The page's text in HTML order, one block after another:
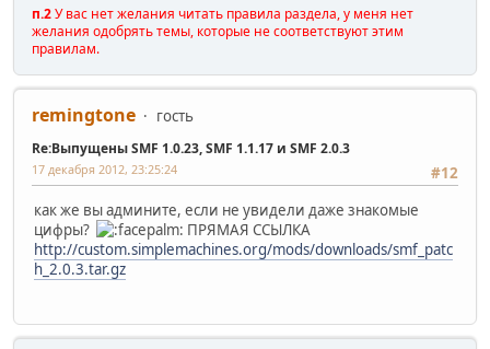
п.2У вас нет желания читать правила раздела, у меня нет
желания одобрять темы, которые не соответствуют этим
правилам.
remingtone гость
Re:Выпущены SMF 1.0.23, SMF 1.1.17 и SMF 2.0.3
#12
17 декабря 2012, 23:25:24
как же вы админите, если не увидели даже знакомые
цифры?
ПРЯМАЯ ССЫЛКА
http://custom.simplemachines.org/mods/downloads/smf_patc
h_2.0.3.tar.gz